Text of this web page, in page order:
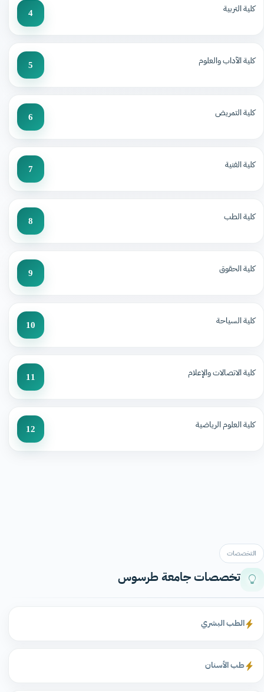
كلية التربية 4
كلية الآداب والعلوم 5
كلية التمريض 6
كلية الفنية 7
كلية الطب 8
كلية الحقوق 9
كلية السياحة 10
كلية الاتصالات والإعلام 11
كلية العلوم الرياضية 12
التخصصات
تخصصات جامعة طرسوس
الطب البشري
طب الأسنان